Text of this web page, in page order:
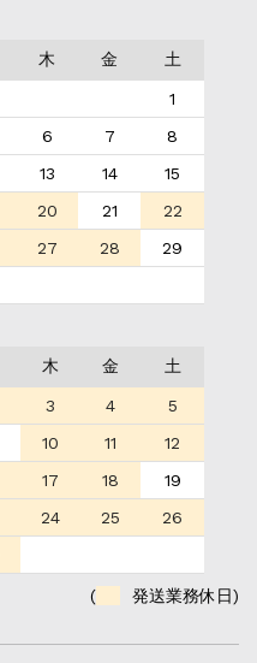
木 金 土
1
6 7
8
13 14
15
20 21
22
27 28
29
木 金 土
3 4
5
10 11
12
17 18
19
24 25
26
( 発送業務休日)